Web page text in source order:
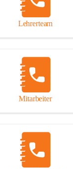
Lehrerteam
Mitarbeiter